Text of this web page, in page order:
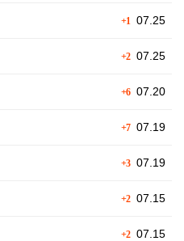
+1 07.25
+207.25
+607.20
+707.19
+307.19
+207.15
+207.15